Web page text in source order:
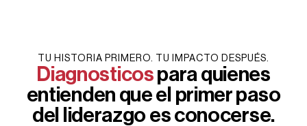
TU HISTORIA PRIMERO. TU IMPACTO DESPUÉS.
Diagnosticos para quienes
entienden que el primer paso
del liderazgo es conocerse.